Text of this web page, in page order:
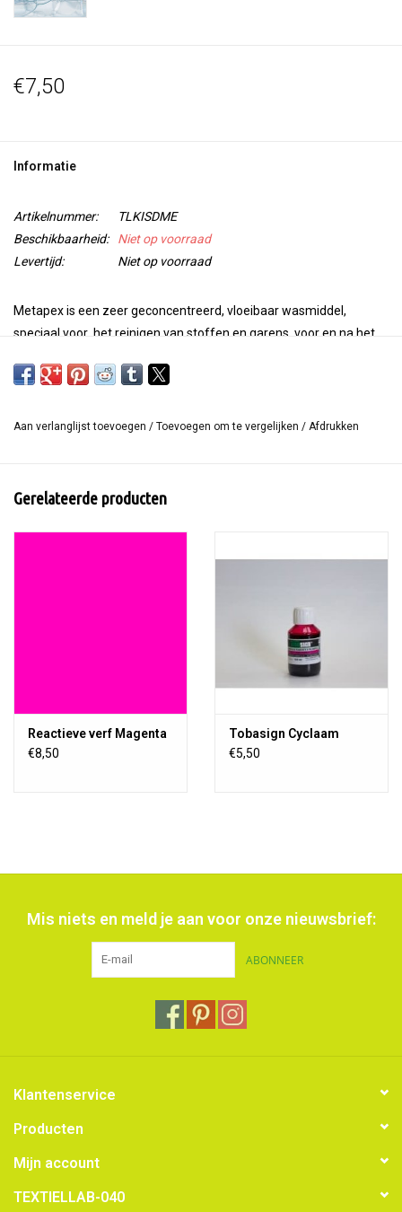
€7,50
Informatie
Artikelnummer:
TLKISDME
Beschikbaarheid:
Niet op voorraad
Levertijd:
Niet op voorraad
Metapex is een zeergeconcentreerd, vloeibaar wasmiddel ,
speciaal voor het reinigen van stoffen en garens, voor en na het
Gebruik Metapex net als Synthrapol om je stoffen te wassen om
of Drimarene K. zodat je een gelijkmatige kleur krijgt bij verven.
Een fles Metapex bevat 200 ml
Aan verlanglijst toevoegen / Toevoegen om te vergelijken / Afdrukken
Gerelateerde producten
Reactieve verf Magenta
€8,50
Tobasign Cyclaam
€5,50
Mis niets en meld je aan voor onze nieuwsbrief:
ABONNEER
Klantenservice
Producten
Mijn account
TEXTIELLAB-040